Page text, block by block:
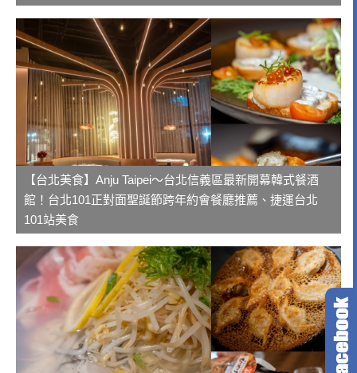
【台北美食】Anju Taipei～台北信義區最新開幕韓式餐酒
館！台北101正對面聖誕節跨年約會餐廳推薦、捷運台北
101站美食